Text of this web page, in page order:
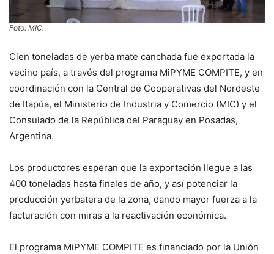
Foto: MIC.
Cien toneladas de yerba mate canchada fue exportada la
vecino país, a través del programa MiPYME COMPITE, y en
coordinación con la Central de Cooperativas del Nordeste
de Itapúa, el Ministerio de Industria y Comercio (MIC) y el
Consulado de la República del Paraguay en Posadas,
Argentina.
Los productores esperan que la exportación llegue a las
400 toneladas hasta finales de año, y así potenciar la
producción yerbatera de la zona, dando mayor fuerza a la
facturación con miras a la reactivación económica.
El programa MiPYME COMPITE es financiado por la Unión